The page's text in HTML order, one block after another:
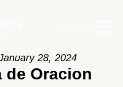
28, 2024
de Oracion